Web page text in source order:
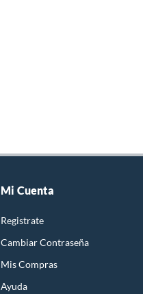
Mi Cuenta
Registrate
Cambiar Contraseña
Mis Compras
Ayuda